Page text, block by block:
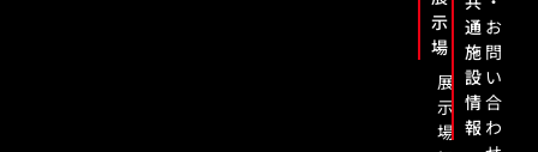
示
場
展
示
場
通
施
設
情
報
お
問
い
合
わ